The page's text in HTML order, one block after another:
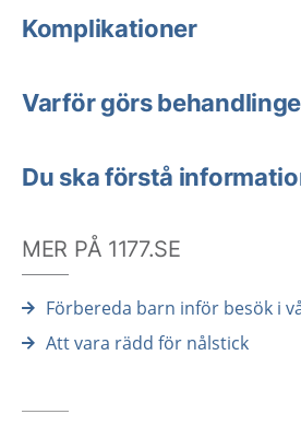
Komplikationer
Varför görs
Du ska förstå
MER PÅ 1177.SE
Förbereda barn inför besök i
Att vara rädd för nålstick